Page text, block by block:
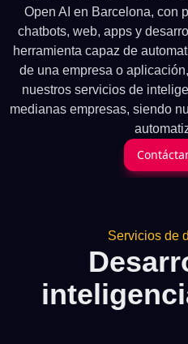
Open AI en Barcelona, con
chatbots, web, apps y
herramienta capaz de
de una empresa o
nuestros servicios de
medianas empresas, siendo
Servicios de